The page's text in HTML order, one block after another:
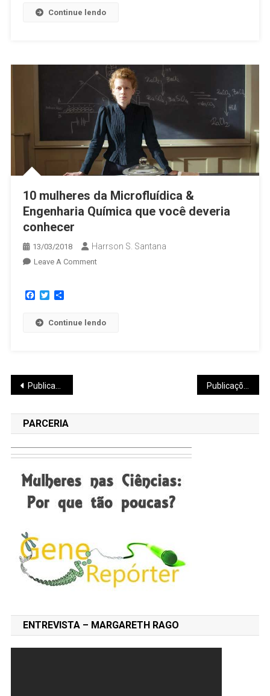
Continue lendo
10 mulheres da Microfluídica &
Engenharia Química que você deveria
conhecer
13/03/2018 Harrson S. Santana
Leave A Comment
Facebook
TwitterShare
Continue lendo
Publicações mais antigas Publicações mais novas
PARCERIA
ENTREVISTA – MARGARETH RAGO